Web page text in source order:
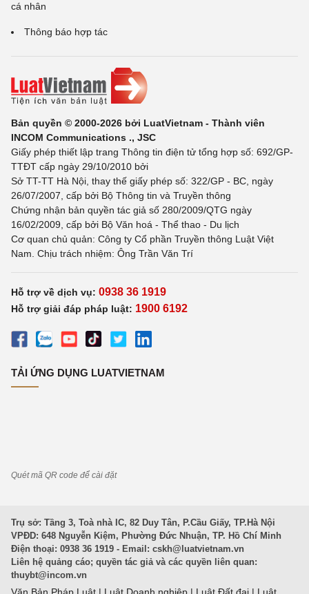
cá nhân
Thông báo hợp tác
Bản quyền © 2000-2026 bởi LuatVietnam - Thành viên
INCOM Communications ., JSC
Giấy phép thiết lập trang Thông tin điện tử tổng hợp số: 692/GP-
TTĐT cấp ngày 29/10/2010 bởi
Sở TT-TT Hà Nội, thay thế giấy phép số: 322/GP - BC, ngày
26/07/2007, cấp bởi Bộ Thông tin và Truyền thông
Chứng nhận bản quyền tác giả số 280/2009/QTG ngày
16/02/2009, cấp bởi Bộ Văn hoá - Thể thao - Du lịch
Cơ quan chủ quản: Công ty Cổ phần Truyền thông Luật Việt
Nam. Chịu trách nhiệm: Ông Trần Văn Trí
Hỗ trợ về dịch vụ: 0938 36 1919
Hỗ trợ giải đáp pháp luật: 1900 6192
TẢI ỨNG DỤNG LUATVIETNAM
Quét mã QR code để cài đặt
Trụ sở: Tầng 3, Toà nhà IC, 82 Duy Tân, P.Cầu Giấy, TP.Hà Nội
VPĐD: 648 Nguyễn Kiệm, Phường Đức Nhuận, TP. Hồ Chí Minh
Điện thoại: 0938 36 1919 - Email: cskh@luatvietnam.vn
Liên hệ quảng cáo; quyền tác giả và các quyền liên quan:
thuybt@incom.vn